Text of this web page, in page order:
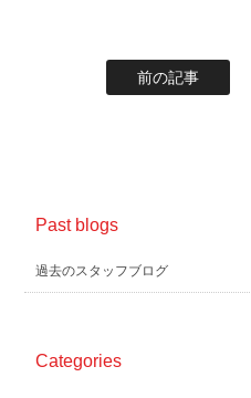
前の記事
Past blogs
過去のスタッフブログ
Categories